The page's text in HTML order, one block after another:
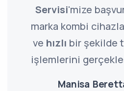
Servisi'mize
marka kombi
ve hızlı bir şekilde
işlemlerini
Manisa